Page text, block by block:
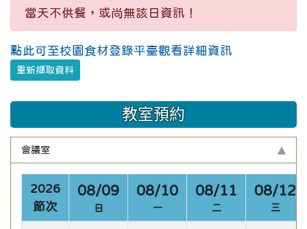
當天不供餐，或尚無該日資訊！
點此可至校園食材登錄平臺觀看詳細資訊
重新擷取資料
教室預約
會議室
2026
節次
08/09
日
08/10
一
08/11
二
08/12
三